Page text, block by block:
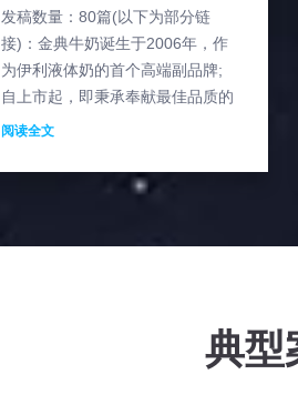
发稿数量：80篇(以下为部分链
接)：金典牛奶诞生于2006年，作
为伊利液体奶的首个高端副品牌;
自上市起，即秉承奉献最佳品质的
理念，致力于打造中国“最好的牛
奶、金典低脂奶、
阅读全文
典型